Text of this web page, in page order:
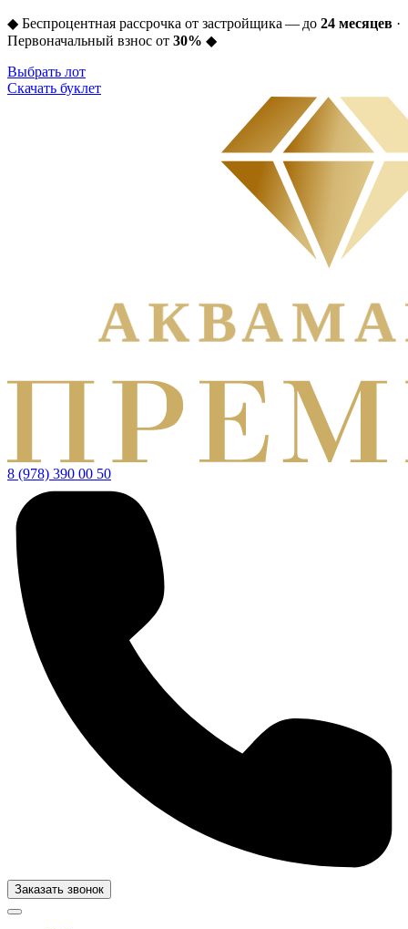
◆ Беспроцентная рассрочка от застройщика — до 24 месяцев ·
Первоначальный взнос от 30% ◆
Выбрать лот
Скачать буклет
8 (978) 390 00 50
Заказать звонок